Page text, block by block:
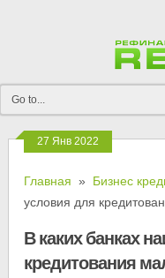
27 Янв 2022
Главная » Бизнес
условия для
В каких банках
кредитования